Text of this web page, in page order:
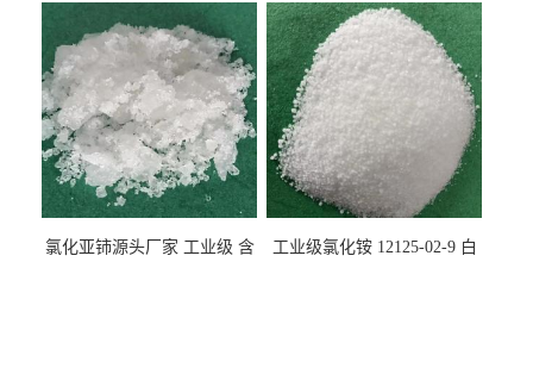
氯化亚铈源头厂家 工业级 含
工业级氯化铵 12125-02-9 白